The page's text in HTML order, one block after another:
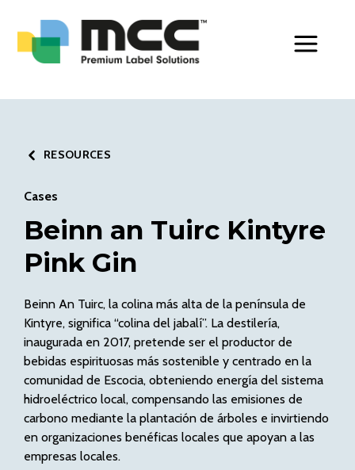
RESOURCES
Cases
Beinn an Tuirc Kintyre
Pink Gin
Beinn An Tuirc, la colina más alta de la península de
Kintyre, significa “colina del jabalí”. La destilería,
inaugurada en 2017, pretende ser el productor de
bebidas espirituosas más sostenible y centrado en la
comunidad de Escocia, obteniendo energía del sistema
hidroeléctrico local, compensando las emisiones de
carbono mediante la plantación de árboles e invirtiendo
en organizaciones benéficas locales que apoyan a las
empresas locales.